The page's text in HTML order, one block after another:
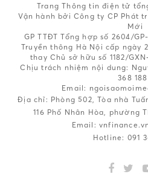
Trang Thông tin điện tử
Vận hành bởi Công ty CP Phát
Mới
GP TTĐT Tổng hợp số 2604/
Truyền thông Hà Nội cấp ngày
thay Chủ sở hữu số 1182/
Chịu trách nhiệm nội dung:
368
Email:
Địa chỉ: Phòng 502, Tòa nhà
116 Phố Nhân Hòa, phường
Email:
Hotline: 091